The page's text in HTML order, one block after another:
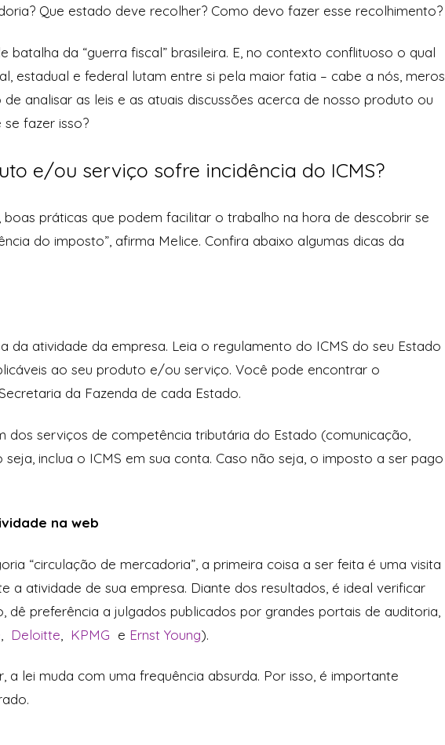
Que estado deve recolher? Como devo fazer esse recolhimento?
batalha da “guerra fiscal” brasileira. E, no contexto conflituoso o qual
estadual e federal lutam entre si pela maior fatia – cabe a nós, meros
analisar as leis e as atuais discussões acerca de nosso produto ou
fazer isso?
e/ou serviço sofre incidência do ICMS?
boas práticas que podem facilitar o trabalho na hora de descobrir se
do imposto”, afirma Melice. Confira abaixo algumas dicas da
da atividade da empresa. Leia o regulamento do ICMS do seu Estado
ao seu produto e/ou serviço. Você pode encontrar o
da Fazenda de cada Estado.
serviços de competência tributária do Estado (comunicação,
inclua o ICMS em sua conta. Caso não seja, o imposto a ser pago
na web
“circulação de mercadoria”, a primeira coisa a ser feita é uma visita
a atividade de sua empresa. Diante dos resultados, é ideal verificar
preferência a julgados publicados por grandes portais de auditoria,
Deloitte KPMG e Ernst Young).
a lei muda com uma frequência absurda. Por isso, é importante